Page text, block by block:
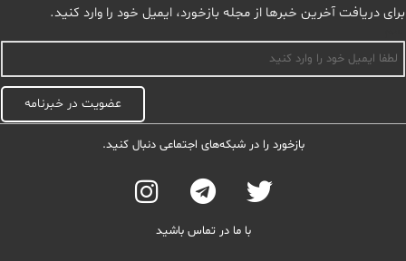
برای دریافت آخرین خبرها از مجله بازخورد، ایمیل خود را وارد کنید.
عضویت در خبرنامه
بازخورد را در شبکه‌های اجتماعی دنبال کنید.
با ما در تماس باشید